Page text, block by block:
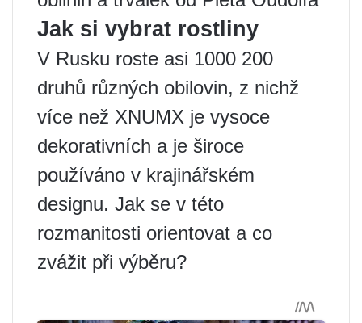
Jak si vybrat rostliny
V Rusku roste asi 1000 200
druhů různých obilovin, z nichž
více než XNUMX je vysoce
dekorativních a je široce
používáno v krajinářském
designu. Jak se v této
rozmanitosti orientovat a co
zvážit při výběru?